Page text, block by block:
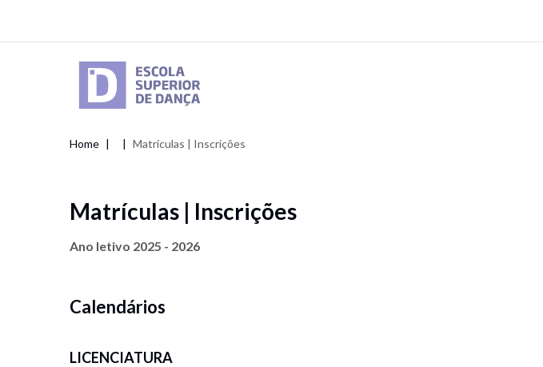
Breadcrumb
Home Matrículas | Inscrições
Matrículas | Inscrições
Ano letivo 2025 - 2026
Calendários
LICENCIATURA